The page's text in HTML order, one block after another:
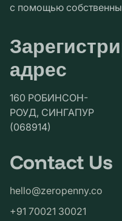
с помощью
адрес
160 РОБИНСОН-
РОУД, СИНГАПУР
(068914)
Contact Us
hello@zeropenny.co
+91 70021 30021